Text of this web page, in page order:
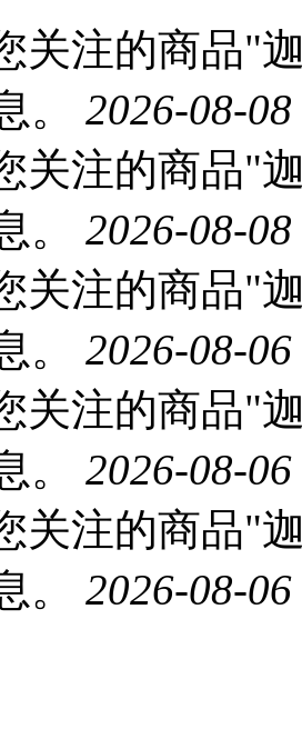
关注的商品"
。 2026-08-
关注的商品"
。 2026-08-
关注的商品"
。 2026-08-
关注的商品"
。 2026-08-
关注的商品"
。 2026-08-